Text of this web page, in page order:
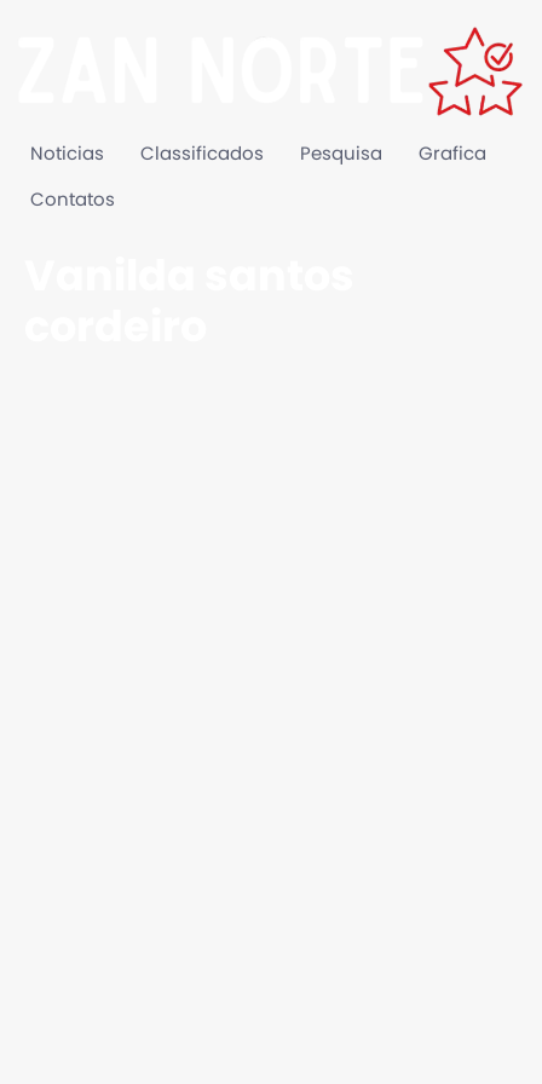
Noticias Classificados Pesquisa Grafica
Contatos